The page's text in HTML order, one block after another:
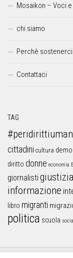
Mosaikon – Voci
chi siamo
Perchè sostenerci
Contattaci
TAG
cittadini cultura
diritto donne economia
giornalistigiustizia
informazione
libro migranti
politica scuola